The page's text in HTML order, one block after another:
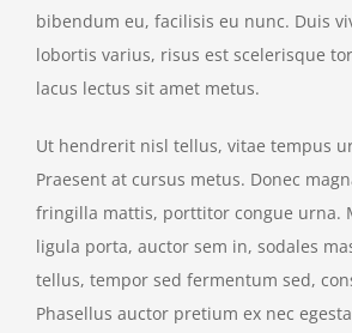
bibendum eu, facilisis eu nunc. Duis
lobortis varius, risus est scelerisque
lacus lectus sit amet metus.
Ut hendrerit nisl tellus, vitae tempus
Praesent at cursus metus. Donec
fringilla mattis, porttitor congue urna.
ligula porta, auctor sem in, sodales
tellus, tempor sed fermentum sed,
Phasellus auctor pretium ex nec